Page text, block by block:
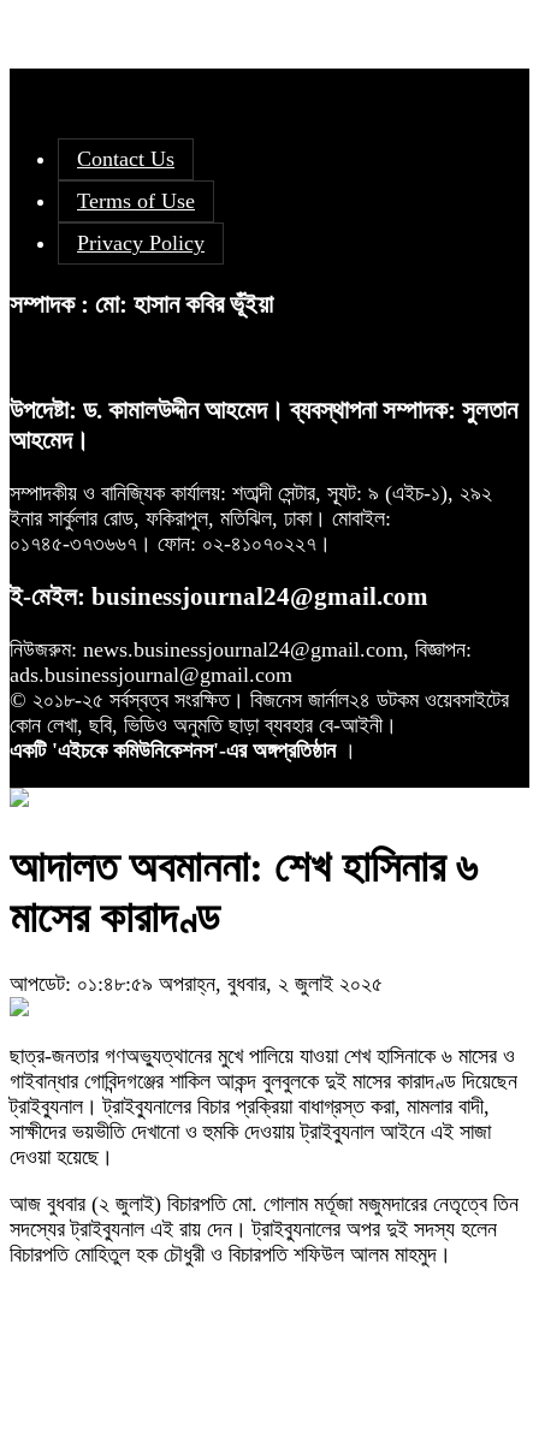
Contact Us
Terms of Use
Privacy Policy
সম্পাদক : মো: হাসান কবির ভূঁইয়া
উপদেষ্টা: ড. কামালউদ্দীন আহমেদ। ব্যবস্থাপনা সম্পাদক: সুলতান
আহমেদ।
সম্পাদকীয় ও বানিজ্যিক কার্যালয়: শতাব্দী সেন্টার, স্যূট: ৯ (এইচ-১), ২৯২
ইনার সার্কুলার রোড, ফকিরাপুল, মতিঝিল, ঢাকা। মোবাইল:
০১৭৪৫-৩৭৩৬৬৭। ফোন: ০২-৪১০৭০২২৭।
ই-মেইল: businessjournal24@gmail.com
নিউজরুম: news.businessjournal24@gmail.com, বিজ্ঞাপন:
ads.businessjournal@gmail.com
© ২০১৮-২৫ সর্বস্বত্ব সংরক্ষিত। বিজনেস জার্নাল২৪ ডটকম ওয়েবসাইটের
কোন লেখা, ছবি, ভিডিও অনুমতি ছাড়া ব্যবহার বে-আইনী।
একটি 'এইচকে কমিউনিকেশনস'-এর অঙ্গপ্রতিষ্ঠান ।
আদালত অবমাননা: শেখ হাসিনার ৬
মাসের কারাদণ্ড
আপডেট: ০১:৪৮:৫৯ অপরাহ্ন, বুধবার, ২ জুলাই ২০২৫
ছাত্র-জনতার গণঅভ্যুত্থানের মুখে পালিয়ে যাওয়া শেখ হাসিনাকে ৬ মাসের ও
গাইবান্ধার গোবিন্দগঞ্জের শাকিল আকন্দ বুলবুলকে দুই মাসের কারাদণ্ড দিয়েছেন
ট্রাইব্যুনাল। ট্রাইব্যুনালের বিচার প্রক্রিয়া বাধাগ্রস্ত করা, মামলার বাদী,
সাক্ষীদের ভয়ভীতি দেখানো ও হুমকি দেওয়ায় ট্রাইব্যুনাল আইনে এই সাজা
দেওয়া হয়েছে।
আজ বুধবার (২ জুলাই) বিচারপতি মো. গোলাম মর্তূজা মজুমদারের নেতৃত্বে তিন
সদস্যের ট্রাইব্যুনাল এই রায় দেন। ট্রাইব্যুনালের অপর দুই সদস্য হলেন
বিচারপতি মোহিতুল হক চৌধুরী ও বিচারপতি শফিউল আলম মাহমুদ।